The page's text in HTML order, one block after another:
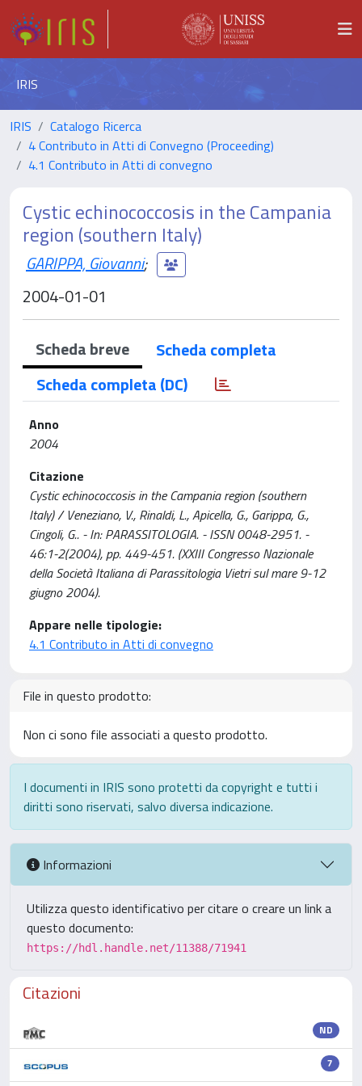
IRIS
IRIS
Catalogo Ricerca
4 Contributo in Atti di Convegno (Proceeding)
4.1 Contributo in Atti di convegno
Cystic echinococcosis in the Campania
region (southern Italy)
GARIPPA, Giovanni;
2004-01-01
Scheda breve
Scheda completa
Scheda completa (DC)
Anno
2004
Citazione
Cystic echinococcosis in the Campania region (southern
Italy) / Veneziano, V., Rinaldi, L., Apicella, G., Garippa, G.,
Cingoli, G.. - In: PARASSITOLOGIA. - ISSN 0048-2951. -
46:1-2(2004), pp. 449-451. (XXIII Congresso Nazionale
della Società Italiana di Parassitologia Vietri sul mare 9-12
giugno 2004).
Appare nelle tipologie:
4.1 Contributo in Atti di convegno
File in questo prodotto:
Non ci sono file associati a questo prodotto.
I documenti in IRIS sono protetti da copyright e tutti i
diritti sono riservati, salvo diversa indicazione.
Informazioni
Utilizza questo identificativo per citare o creare un link a
questo documento:
https://hdl.handle.net/11388/71941
Citazioni
ND
7